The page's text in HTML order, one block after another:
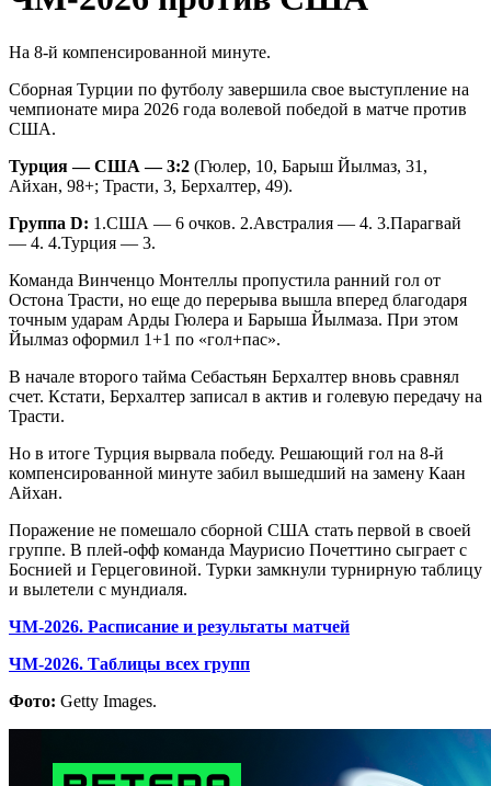
На 8-й компенсированной минуте.
Сборная Турции по футболу завершила свое выступление на
чемпионате мира 2026 года волевой победой в матче против
США.
Турция — США — 3:2 (Гюлер, 10, Барыш Йылмаз, 31,
Айхан, 98+; Трасти, 3, Берхалтер, 49).
Группа D: 1.США — 6 очков. 2.Австралия — 4. 3.Парагвай
— 4. 4.Турция — 3.
Команда Винченцо Монтеллы пропустила ранний гол от
Остона Трасти, но еще до перерыва вышла вперед благодаря
точным ударам Арды Гюлера и Барыша Йылмаза. При этом
Йылмаз оформил 1+1 по «гол+пас».
В начале второго тайма Себастьян Берхалтер вновь сравнял
счет. Кстати, Берхалтер записал в актив и голевую передачу на
Трасти.
Но в итоге Турция вырвала победу. Решающий гол на 8-й
компенсированной минуте забил вышедший на замену Каан
Айхан.
Поражение не помешало сборной США стать первой в своей
группе. В плей-офф команда Маурисио Почеттино сыграет с
Боснией и Герцеговиной. Турки замкнули турнирную таблицу
и вылетели с мундиаля.
ЧМ-2026. Расписание и результаты матчей
ЧМ-2026. Таблицы всех групп
Фото: Getty Images.